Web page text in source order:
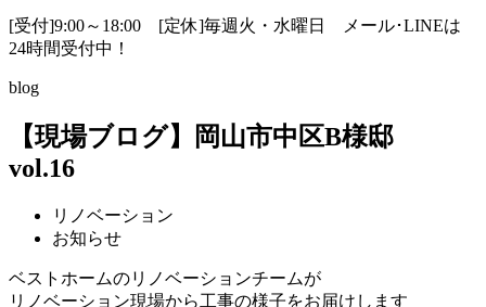
[受付]9:00～18:00 [定休]毎週火・水曜日
メール･LINEは
24時間受付中！
blog
【現場ブログ】岡山市中区B様邸
vol.16
リノベーション
お知らせ
ベストホームのリノベーションチームが
リノベーション現場から工事の様子をお届けします